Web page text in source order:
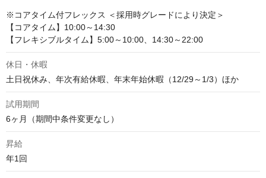
※コアタイム付フレックス ＜採用時グレードにより決定＞
【コアタイム】10:00～14:30
【フレキシブルタイム】5:00～10:00、14:30～22:00
休日・休暇
土日祝休み、年次有給休暇、年末年始休暇（12/29～1/3）ほか
試用期間
6ヶ月（期間中条件変更なし）
昇給
年1回